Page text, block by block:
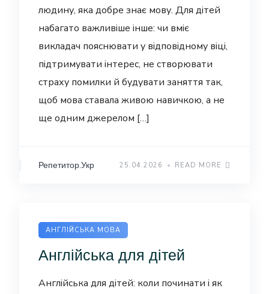
людину, яка добре знає мову. Для дітей
набагато важливіше інше: чи вміє
викладач пояснювати у відповідному віці,
підтримувати інтерес, не створювати
страху помилки й будувати заняття так,
щоб мова ставала живою навичкою, а не
ще одним джерелом […]
Репетитор.Укр 25.04.2026 READ MORE
АНГЛІЙСЬКА МОВА
Англійська для дітей
Англійська для дітей: коли починати і як